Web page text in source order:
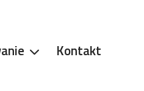
Kontakt